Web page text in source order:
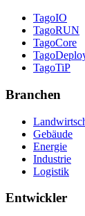
TagoIO
TagoRUN
TagoCore
TagoTiP
Branchen
Gebäude
Energie
Industrie
Logistik
Entwickler